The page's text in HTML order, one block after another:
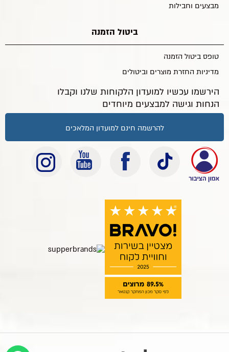
מבצעים וחבילות
ביטול הזמנה
טופס ביטול הזמנה
מדיניות החזרת מוצרים וביטולים
הירשמו עכשיו למועדון הלקוחות שלנו וקבלו
הנחות וגישה למבצעים מיוחדים
להרשמה חינם למועדון המלאכים